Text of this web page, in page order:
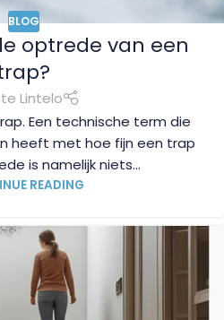
BLOG
optrede van een
Lintelo
Een technische term die
heeft met hoe fijn een trap
is namelijk niets...
READING